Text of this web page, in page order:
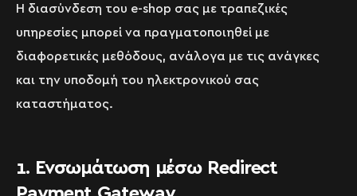
Η διασύνδεση του e-shop σας με τραπεζικές
υπηρεσίες μπορεί να πραγματοποιηθεί με
διαφορετικές μεθόδους, ανάλογα με τις ανάγκες
και την υποδομή του ηλεκτρονικού σας
καταστήματος.
1. Ενσωμάτωση μέσω Redirect